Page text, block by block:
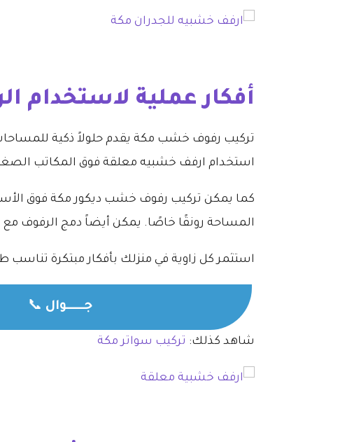
أفكار عملية لاستخدام
تركيب رفوف خشب مكة يقدم حلولاً ذكية للمساحات
استخدام ارفف خشبيه معلقة فوق المكاتب
كما يمكن تركيب رفوف خشب ديكور مكة فوق
المساحة رونقًا خاصًا. يمكن أيضاً دمج الرفوف مع
استثمر كل زاوية في منزلك بأفكار مبتكرة تناسب
جــــــوال 📞
شاهد كذلك: تركيب سواتر مكة